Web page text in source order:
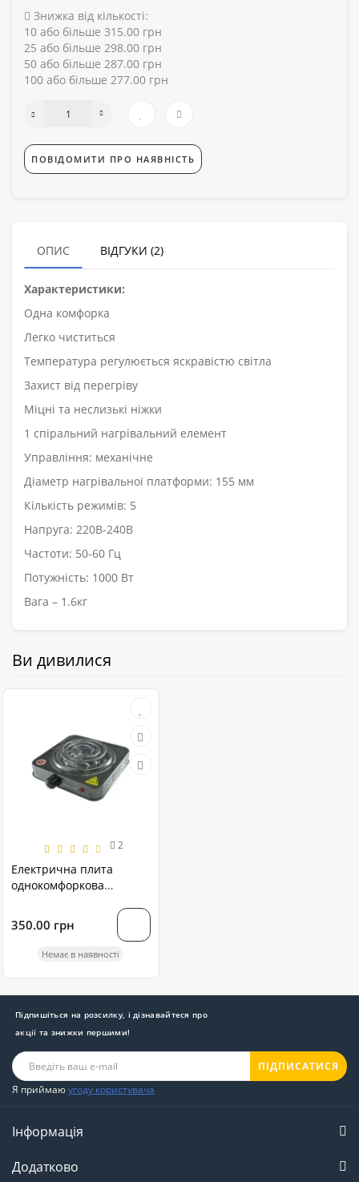
Знижка від кількості:
10 або більше 315.00 грн
25 або більше 298.00 грн
50 або більше 287.00 грн
100 або більше 277.00 грн
ПОВІДОМИТИ ПРО НАЯВНІСТЬ
ОПИС ВІДГУКИ (2)
Характеристики:
Одна комфорка
Легко чиститься
Температура регулюється яскравістю світла
Захист від перегріву
Міцні та неслизькі ніжки
1 спіральний нагрівальний елемент
Управління: механічне
Діаметр нагрівальної платформи: 155 мм
Кількість режимів: 5
Напруга: 220В-240В
Частоти: 50-60 Гц
Потужність: 1000 Вт
Вага – 1.6кг
Ви дивилися
2
Електрична плита
однокомфоркова
спіральна
350.00 грн
Немає в наявності
Підпишіться на розсилку, і дізнавайтеся про
акції та знижки першими!
ПІДПИСАТИСЯ
Я приймаюугоду користувача
Інформація
Додатково